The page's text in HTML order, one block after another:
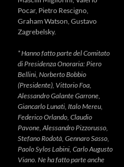
Pocar, Pietro Rescigno,
Graham Watson, Gustavo
Zagrebelsky.
* Hanno fatto parte del Comitato
di Presidenza Onoraria: Piero
Bellini, Norberto Bobbio
(Presidente), Vittorio Foa,
Alessandro Galante Garrone,
Giancarlo Lunati, Italo Mereu,
Federico Orlando, Claudio
Pavone, Alessandro Pizzorusso,
Stefano Rodotà, Gennaro Sasso,
Paolo Sylos Labini, Carlo Augusto
Viano. Ne ha fatto parte anche